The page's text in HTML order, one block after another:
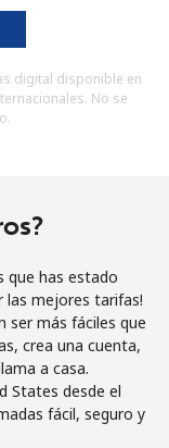
tu contraseña? →
digital disponible en
No se
que has estado
las mejores tarifas!
ser más fáciles que
crea una cuenta,
a casa.
States desde el
fácil, seguro y